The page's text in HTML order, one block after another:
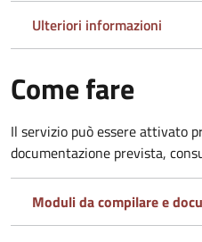
Ulteriori informazioni
Come fare
Il servizio può essere attivato
documentazione prevista,
Moduli da compilare e